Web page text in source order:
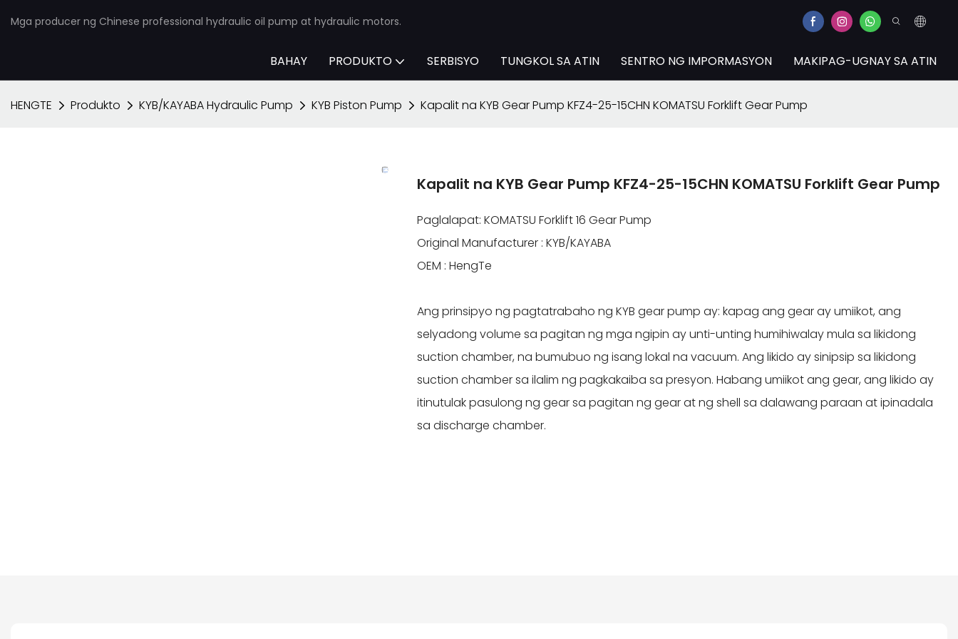
Mga producer ng Chinese professional hydraulic oil pump at hydraulic motors.
BAHAY PRODUKTO SERBISYO TUNGKOL SA ATIN SENTRO NG IMPORMASYON MAKIPAG-UGNAY SA ATIN
HENGTE Produkto KYB/KAYABA Hydraulic Pump KYB Piston Pump Kapalit na KYB Gear Pump KFZ4-25-15CHN KOMATSU Forklift Gear Pump
Kapalit na KYB Gear Pump KFZ4-25-15CHN KOMATSU Forklift Gear Pump
Paglalapat: KOMATSU Forklift 16 Gear Pump
Original Manufacturer : KYB/KAYABA
OEM : HengTe
Ang prinsipyo ng pagtatrabaho ng KYB gear pump ay: kapag ang gear ay umiikot, ang
selyadong volume sa pagitan ng mga ngipin ay unti-unting humihiwalay mula sa likidong
suction chamber, na bumubuo ng isang lokal na vacuum. Ang likido ay sinipsip sa likidong
suction chamber sa ilalim ng pagkakaiba sa presyon. Habang umiikot ang gear, ang likido ay
itinutulak pasulong ng gear sa pagitan ng gear at ng shell sa dalawang paraan at ipinadala
sa discharge chamber.